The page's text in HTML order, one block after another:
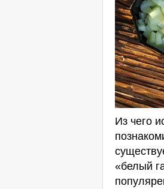
Из чего
«белый